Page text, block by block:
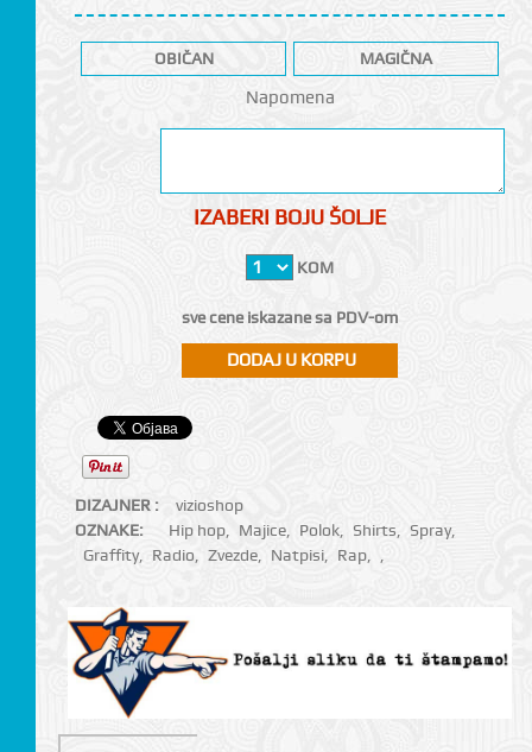
OBIČAN MAGIČNA
Napomena
IZABERI BOJU ŠOLJE
KOM
sve cene iskazane sa PDV-om
DIZAJNER :
vizioshop
OZNAKE:
Hip hop, Majice, Polok, Shirts Spray,
Graffity, Radio Zvezde, Natpisi, Rap,